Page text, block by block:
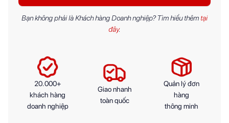
Bạn không phải là Khách hàng Doanh nghiệp? Tìm hiểu thêm tại
đây.
20.000+
khách hàng
doanh nghiệp
Giao nhanh
toàn quốc
Quản lý đơn
hàng
thông minh